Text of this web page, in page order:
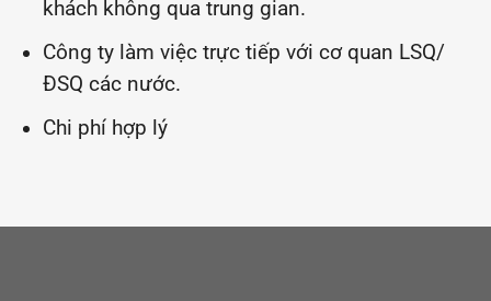
khách không qua trung gian.
Công ty làm việc trực tiếp với cơ quan LSQ/
ĐSQ các nước.
Chi phí hợp lý